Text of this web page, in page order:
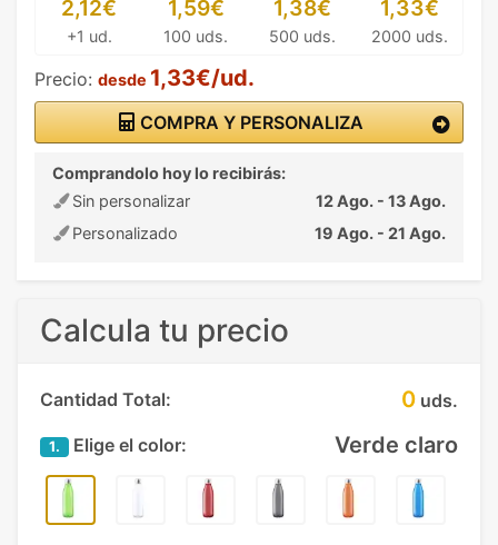
2,12€
+1 ud.
1,59€
100 uds.
1,38€
500 uds.
1,33€
2000 uds.
Precio: desde 1,33€/ud.
COMPRA Y PERSONALIZA
Comprandolo hoy lo recibirás:
Sin personalizar
12 Ago. - 13 Ago.
Personalizado
19 Ago. - 21 Ago.
Calcula tu precio
Cantidad Total: 0 uds.
1. Elige el color: Verde claro